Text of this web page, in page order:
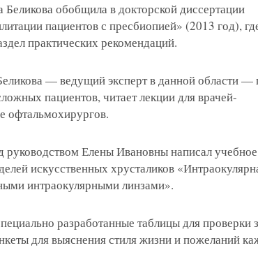
обобщила в докторской диссертации
пациентов с пресбиопией» (2013 год),
практических рекомендаций.
— ведущий эксперт в данной области —
пациентов, читает лекции для врачей-
офтальмохирургов.
руководством Елены Ивановны написал
искусственных хрусталиков
интраокулярными линзами».
разработанные таблицы для проверки
для выяснения стиля жизни и пожеланий
2GIS Zoon Yell
на обработку
Записаться
на обработкуперсональных
с ФЗ от 13.03.2006 №38-ФЗ на
на обработкуперсональных
с ФЗ от 13.03.2006 №38-ФЗ на
на обработкуперсональных
на обработкуперсональных
с ФЗ от 13.03.2006 №38-ФЗ на